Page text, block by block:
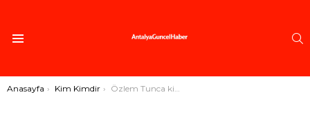
Buradasınız:
Anasayfa Kim Kimdir Özlem Tunca kimdir?